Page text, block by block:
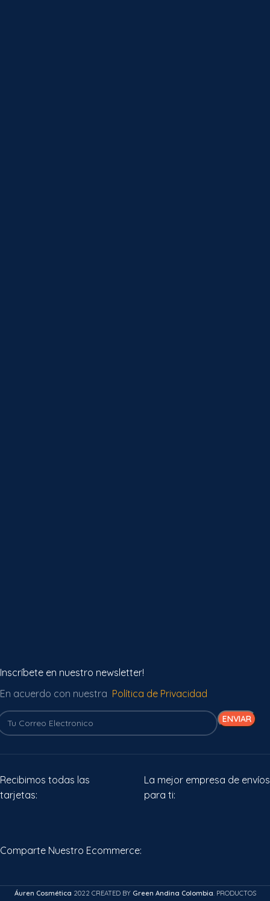
Inscríbete en nuestro newsletter!
En acuerdo con nuestra Política de Privacidad
Recibimos todas las
tarjetas:
La mejor empresa de envíos
para ti:
Comparte Nuestro Ecommerce:
Áuren Cosmética 2022 CREATED BY Green Andina Colombia. PRODUCTOS